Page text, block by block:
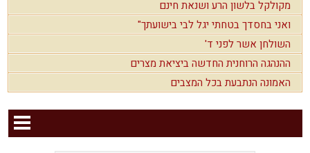
מקולקל בלשון הרע ושנאת חינם
ואני בחסדך בטחתי יגל לבי בישועתך"
השולחן אשר לפני ד'
ההנהגה הרוחנית החדשה ביציאת מצרים
האמונה הנתבעת בכל המצבים